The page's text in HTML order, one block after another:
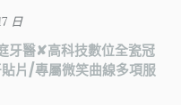
日
牙醫✘高科技數位全瓷冠
片/專屬微笑曲線多項服